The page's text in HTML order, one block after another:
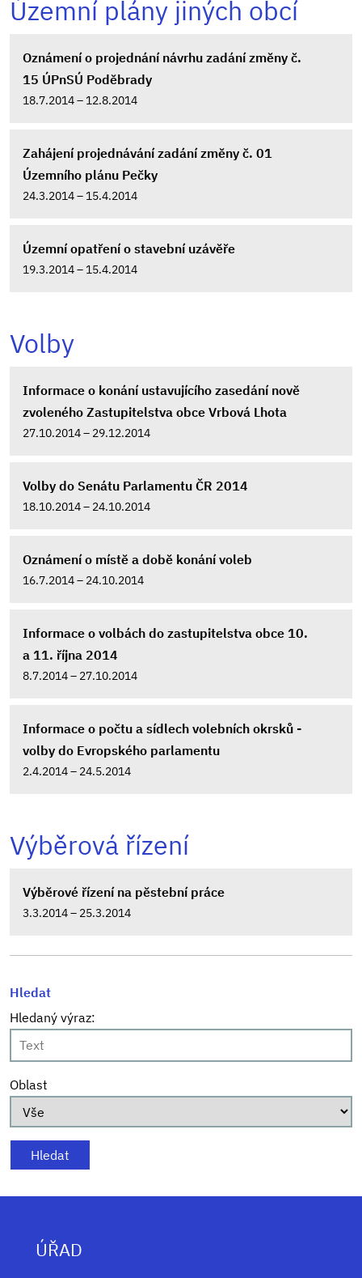
Územní plány jiných obcí
Oznámení o projednání návrhu zadání změny č.
15 ÚPnSÚ Poděbrady
18.7.2014 – 12.8.2014
Zahájení projednávání zadání změny č. 01
Územního plánu Pečky
24.3.2014 – 15.4.2014
Územní opatření o stavební uzávěře
19.3.2014 – 15.4.2014
Volby
Informace o konání ustavujícího zasedání nově
zvoleného Zastupitelstva obce Vrbová Lhota
27.10.2014 – 29.12.2014
Volby do Senátu Parlamentu ČR 2014
18.10.2014 – 24.10.2014
Oznámení o místě a době konání voleb
16.7.2014 – 24.10.2014
Informace o volbách do zastupitelstva obce 10.
a 11. října 2014
8.7.2014 – 27.10.2014
Informace o počtu a sídlech volebních okrsků -
volby do Evropského parlamentu
2.4.2014 – 24.5.2014
Výběrová řízení
Výběrové řízení na pěstební práce
3.3.2014 – 25.3.2014
Hledat
Hledaný výraz:
Oblast
ÚŘAD